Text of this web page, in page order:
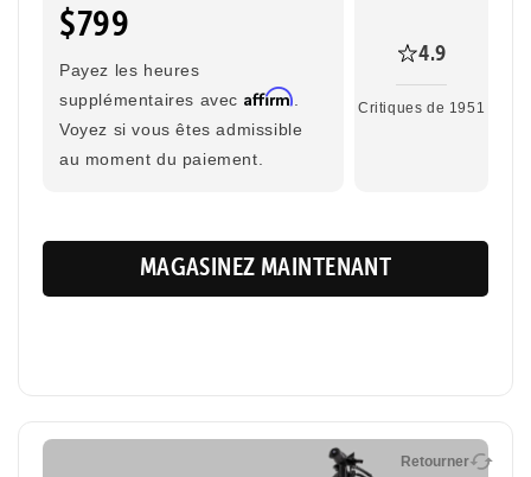
$799
Payez les heures
supplémentaires avec Affirm
Voyez si vous êtes admissible
au moment du paiement.
4.9
Critiques de 1951
MAGASINEZ MAINTENANT
Retourner
Retourner